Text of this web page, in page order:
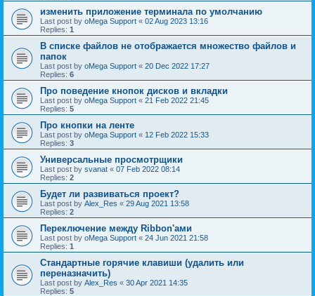
изменить приложение терминала по умолчанию
Last post by oMega Support « 02 Aug 2023 13:16
Replies: 1
В списке файлов не отображается множество файлов и
папок
Last post by oMega Support « 20 Dec 2022 17:27
Replies: 6
Про поведение кнопок дисков и вкладки
Last post by oMega Support « 21 Feb 2022 21:45
Replies: 5
Про кнопки на ленте
Last post by oMega Support « 12 Feb 2022 15:33
Replies: 3
Универсальные просмотрщики
Last post by svanat « 07 Feb 2022 08:14
Replies: 2
Будет ли развиваться проект?
Last post by Alex_Res « 29 Aug 2021 13:58
Replies: 2
Переключение между Ribbon'ами
Last post by oMega Support « 24 Jun 2021 21:58
Replies: 1
Стандартные горячие клавиши (удалить или
переназначить)
Last post by Alex_Res « 30 Apr 2021 14:35
Replies: 5